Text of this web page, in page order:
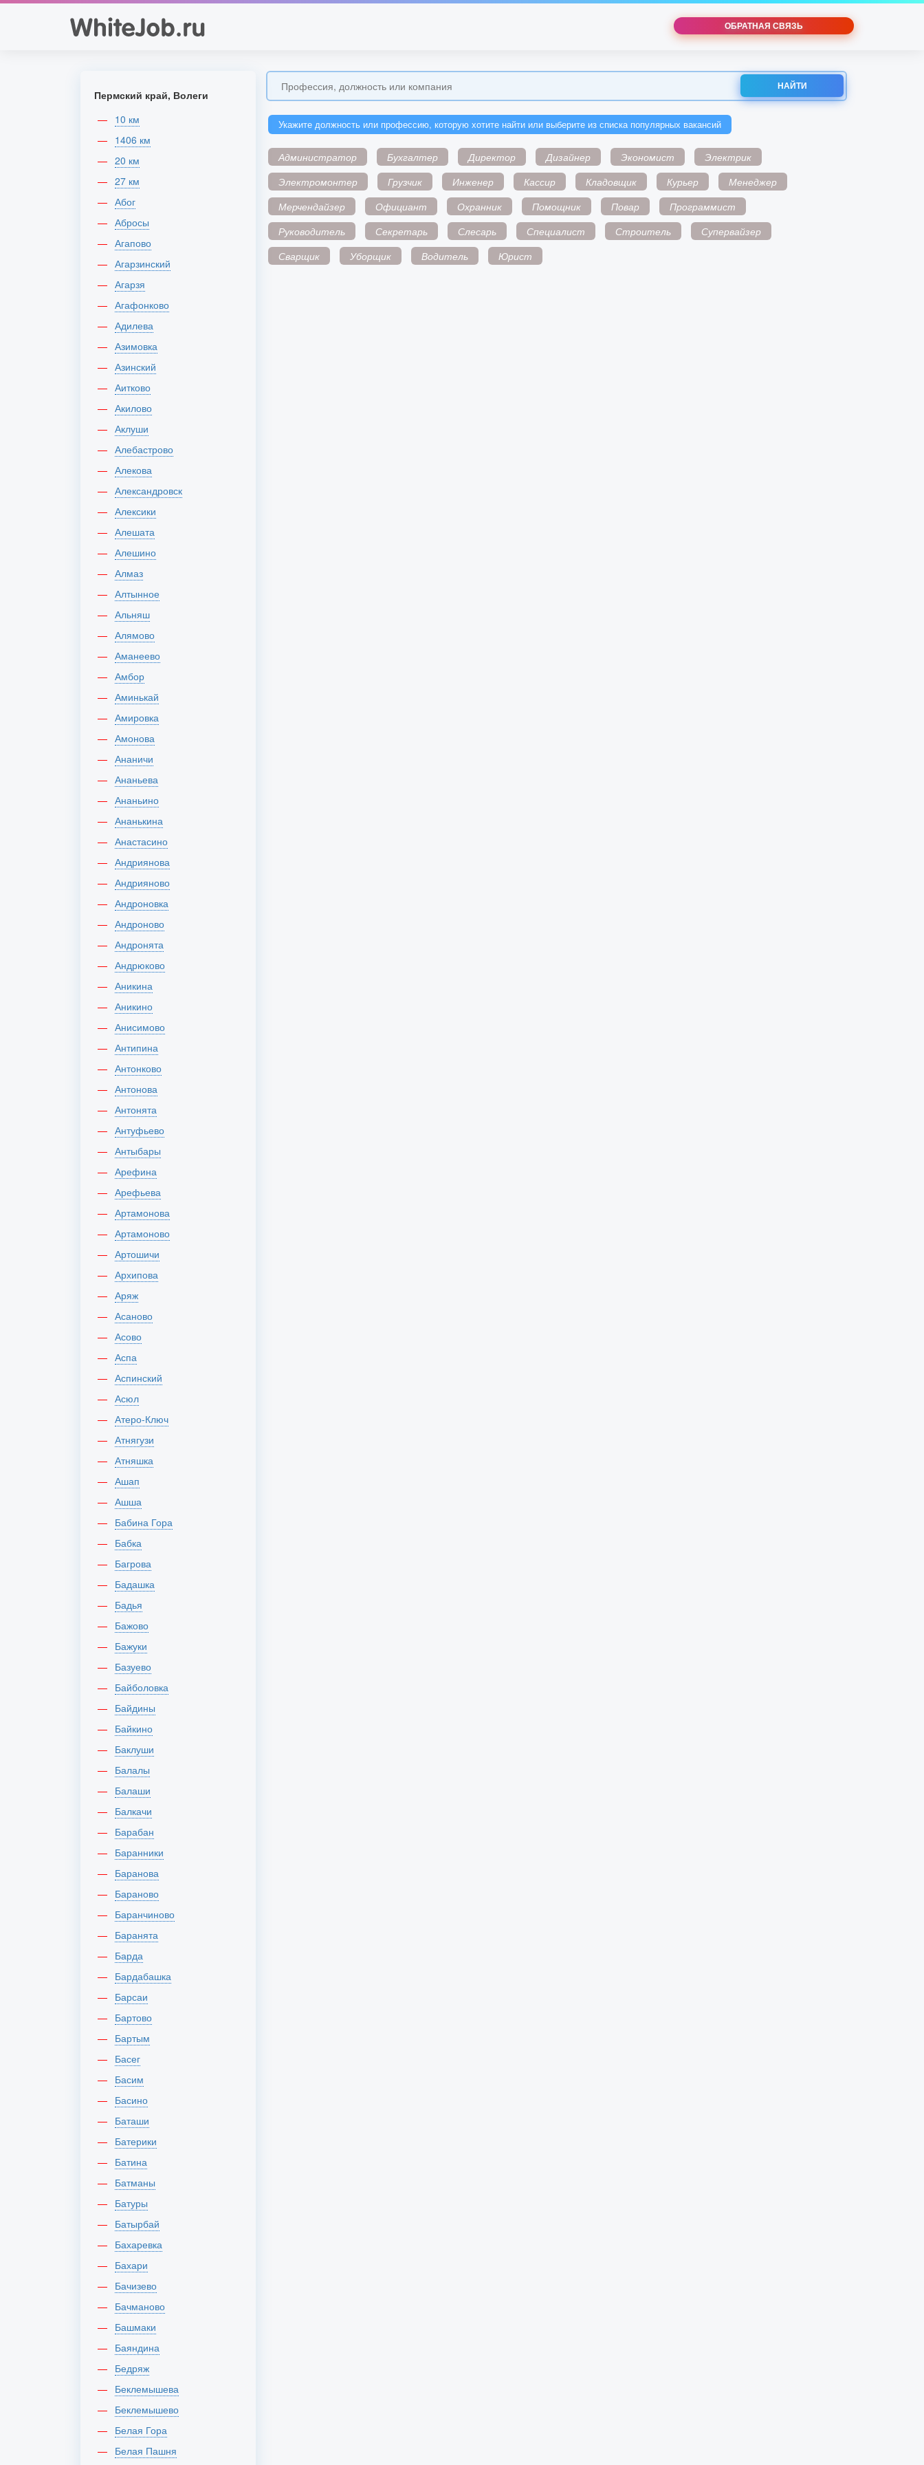
ОБРАТНАЯ СВЯЗЬ
НАЙТИ
Укажите должность или профессию, которую хотите найти или выберите из списка популярных вакансий
Администратор Бухгалтер Директор Дизайнер Экономист
Электрик
Электромонтер
Грузчик Инженер Кассир Кладовщик Курьер
Менеджер
Мерчендайзер
Официант Охранник Помощник Повар
Программист
Руководитель
Секретарь Слесарь Специалист Строитель
Супервайзер
Сварщик
Уборщик Водитель Юрист
Пермский край, Волеги
10 км
1406 км
20 км
27 км
Абог
Абросы
Агапово
Агарзинский
Агарзя
Агафонково
Адилева
Азимовка
Азинский
Аитково
Акилово
Аклуши
Алебастрово
Алекова
Александровск
Алексики
Алешата
Алешино
Алмаз
Алтынное
Альняш
Алямово
Аманеево
Амбор
Аминькай
Амировка
Амонова
Ананичи
Ананьева
Ананьино
Ананькина
Анастасино
Андриянова
Андрияново
Андроновка
Андроново
Андронята
Андрюково
Аникина
Аникино
Анисимово
Антипина
Антонково
Антонова
Антонята
Антуфьево
Антыбары
Арефина
Арефьева
Артамонова
Артамоново
Артошичи
Архипова
Аряж
Асаново
Асово
Аспа
Аспинский
Асюл
Атеро-Ключ
Атнягузи
Атняшка
Ашап
Ашша
Бабина Гора
Бабка
Багрова
Бадашка
Бадья
Бажово
Бажуки
Базуево
Байболовка
Байдины
Байкино
Баклуши
Балалы
Балаши
Балкачи
Барабан
Баранники
Баранова
Бараново
Баранчиново
Баранята
Барда
Бардабашка
Барсаи
Бартово
Бартым
Басег
Басим
Басино
Баташи
Батерики
Батина
Батманы
Батуры
Батырбай
Бахаревка
Бахари
Бачизево
Бачманово
Башмаки
Баяндина
Бедряж
Беклемышева
Беклемышево
Белая Гора
Белая Пашня